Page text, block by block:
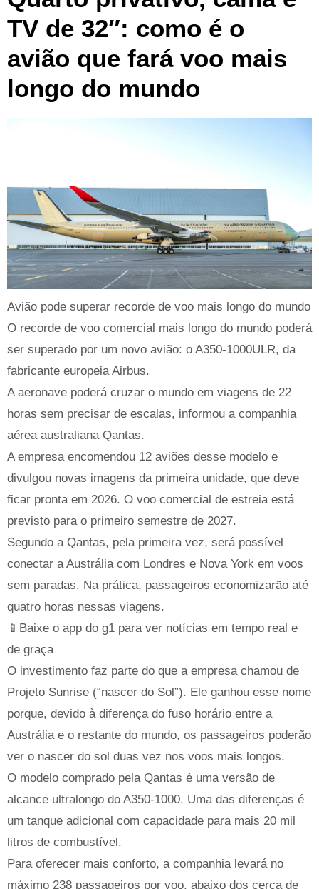
TV de 32″: como é o
avião que fará voo mais
longo do mundo
Avião pode superar recorde de voo mais longo do mundo
O recorde de voo comercial mais longo do mundo poderá
ser superado por um novo avião: o A350-1000ULR, da
fabricante europeia Airbus.
A aeronave poderá cruzar o mundo em viagens de 22
horas sem precisar de escalas, informou a companhia
aérea australiana Qantas.
A empresa encomendou 12 aviões desse modelo e
divulgou novas imagens da primeira unidade, que deve
ficar pronta em 2026. O voo comercial de estreia está
previsto para o primeiro semestre de 2027.
Segundo a Qantas, pela primeira vez, será possível
conectar a Austrália com Londres e Nova York em voos
sem paradas. Na prática, passageiros economizarão até
quatro horas nessas viagens.
📱Baixe o app do g1 para ver notícias em tempo real e
de graça
O investimento faz parte do que a empresa chamou de
Projeto Sunrise (“nascer do Sol”). Ele ganhou esse nome
porque, devido à diferença do fuso horário entre a
Austrália e o restante do mundo, os passageiros poderão
ver o nascer do sol duas vez nos voos mais longos.
O modelo comprado pela Qantas é uma versão de
alcance ultralongo do A350-1000. Uma das diferenças é
um tanque adicional com capacidade para mais 20 mil
litros de combustível.
Para oferecer mais conforto, a companhia levará no
máximo 238 passageiros por voo, abaixo dos cerca de